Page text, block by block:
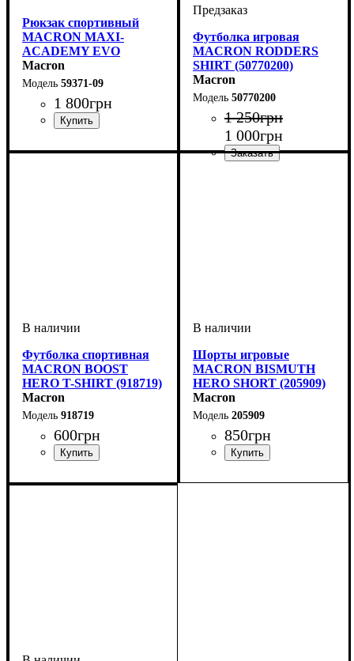
Рюкзак спортивный
MACRON MAXI-
ACADEMY EVO
(5937109)
Macron
59371-09
1 800грн
Футболка игровая
MACRON RODDERS
SHIRT (50770200)
Macron
50770200
1 250грн
1 000грн
Футболка спортивная
MACRON BOOST
HERO T-SHIRT (918719)
Macron
918719
600грн
Мужской
Шорты игровые
MACRON BISMUTH
HERO SHORT (205909)
Macron
205909
850грн